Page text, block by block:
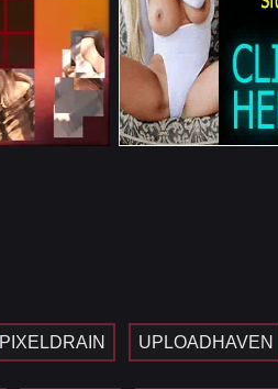
PIXELDRAIN UPLOADHAVEN